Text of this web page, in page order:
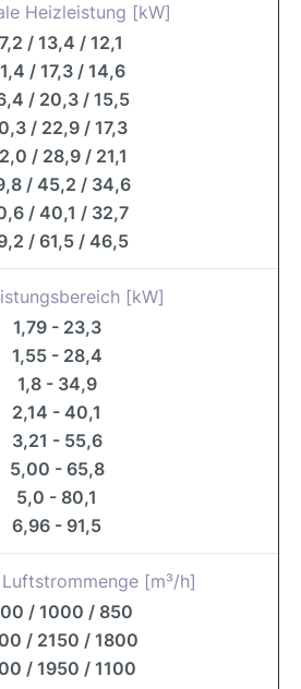
Heizleistung [kW]
/ 13,4 / 12,1
/ 17,3 / 14,6
/ 20,3 / 15,5
/ 22,9 / 17,3
/ 28,9 / 21,1
/ 45,2 / 34,6
/ 40,1 / 32,7
/ 61,5 / 46,5
[kW]
1,79 - 23,3
1,55 - 28,4
1,8 - 34,9
2,14 - 40,1
3,21 - 55,6
5,00 - 65,8
5,0 - 80,1
6,96 - 91,5
[m³/h]
/ 1000 / 850
/ 2150 / 1800
/ 1950 / 1100